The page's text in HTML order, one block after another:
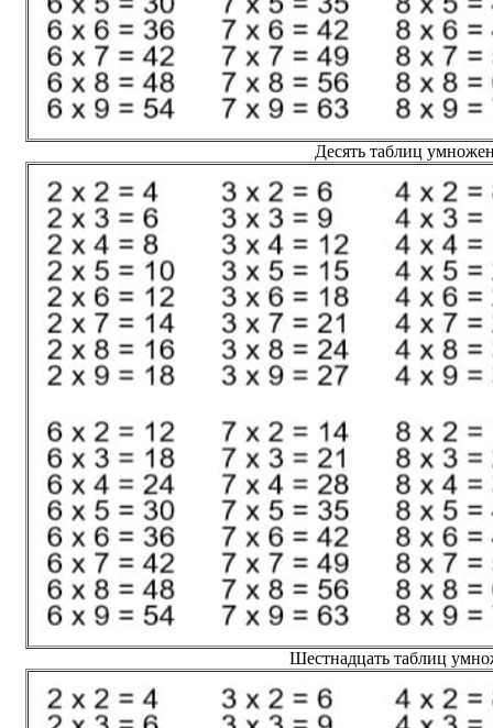
Десять таблиц
Шестнадцать таблиц